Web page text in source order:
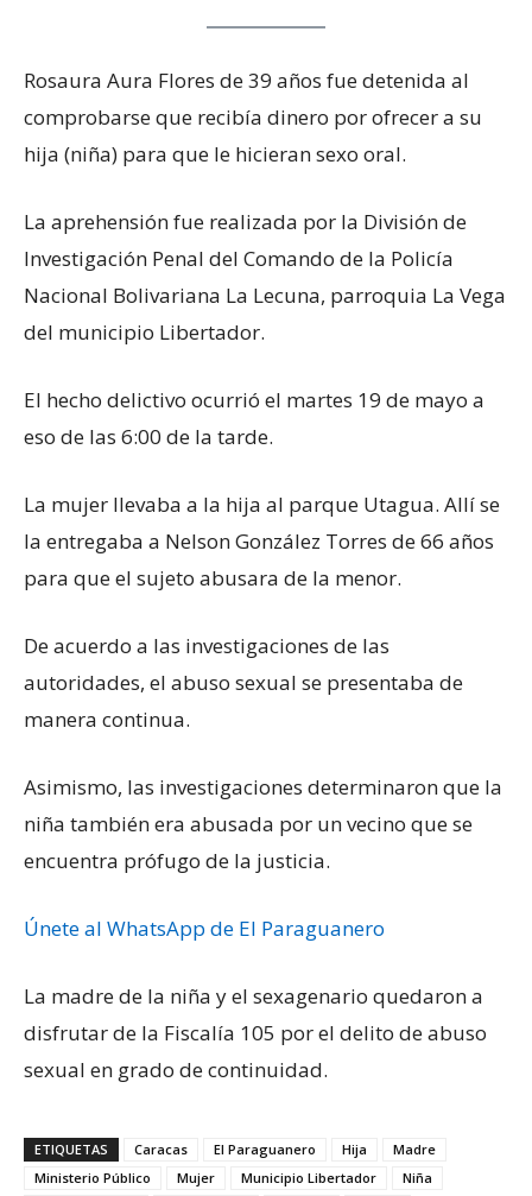
Rosaura Aura Flores de 39 años fue detenida al
comprobarse que recibía dinero por ofrecer a su
hija (niña) para que le hicieran sexo oral.
La aprehensión fue realizada por la División de
Investigación Penal del Comando de la Policía
Nacional Bolivariana La Lecuna, parroquia La Vega
del municipio Libertador.
El hecho delictivo ocurrió el martes 19 de mayo a
eso de las 6:00 de la tarde.
La mujer llevaba a la hija al parque Utagua. Allí se
la entregaba a Nelson González Torres de 66 años
para que el sujeto abusara de la menor.
De acuerdo a las investigaciones de las
autoridades, el abuso sexual se presentaba de
manera continua.
Asimismo, las investigaciones determinaron que la
niña también era abusada por un vecino que se
encuentra prófugo de la justicia.
Únete al WhatsApp de El Paraguanero
La madre de la niña y el sexagenario quedaron a
disfrutar de la Fiscalía 105 por el delito de abuso
sexual en grado de continuidad.
ETIQUETAS Caracas El Paraguanero Hija
Madre
Ministerio Público
Mujer Municipio Libertador Niña